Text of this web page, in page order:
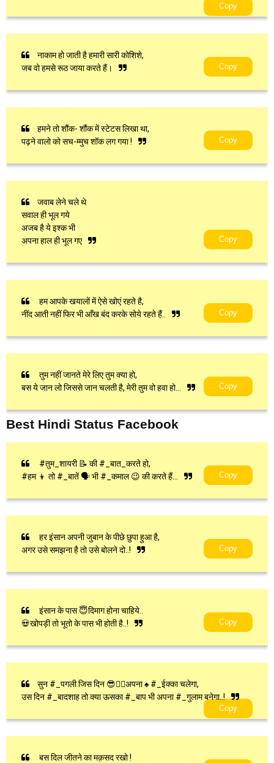
Copy
नाकाम हो जाती है हमारी सारी कोशिशे,
जब वो हमसे रूठ जाया करते हैं।
Copy
हमने तो शौंक- शौंक में स्टेटस लिखा था,
पढ़ने वालो को सच-म्मुच शॉक लग गया !
Copy
जवाब लेने चले थे
सवाल ही भूल गये
अजब है ये इश्क भी
अपना हाल ही भूल गए
Copy
हम आपके खयालों में ऐसे खोएं रहते है,
नींद आती नहीं फिर भी आँख बंद करके सोये रहते हैं..
Copy
तुम नहीं जानते मेरे लिए तुम क्या हो,
बस ये जान लो जिससे जान चलती है, मेरी तुम वो हवा हो...
Copy
Best Hindi Status Facebook
#तुम_शायरी 📝 की #_बात_करते हो,
#हम 👦 तो #_बातें 🗣 भी #_कमाल 😉 की करते हैं...
Copy
हर इंसान अपनी जुबान के पीछे छुपा हुआ है,
अगर उसे समझना है तो उसे बोलने दो..!
Copy
इंसान के पास 😇दिमाग होना चाहिये..
💀खोपड़ी तो भूतो के पास भी होती है..!
Copy
सुन #_पगली जिस दिन 😎☝🏻अपना ♠️ #_ईक्का चलेगा,
उस दिन #_बादशाह तो क्या ऊसका #_बाप भी अपना #_गुलाम बनेगा..!
Copy
बस दिल जीतने का मक़सद रखो !